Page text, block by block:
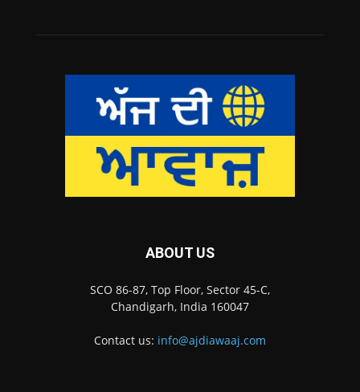
ABOUT US
SCO 86-87, Top Floor, Sector 45-C,
Chandigarh, India 160047
Contact us: info@ajdiawaaj.com